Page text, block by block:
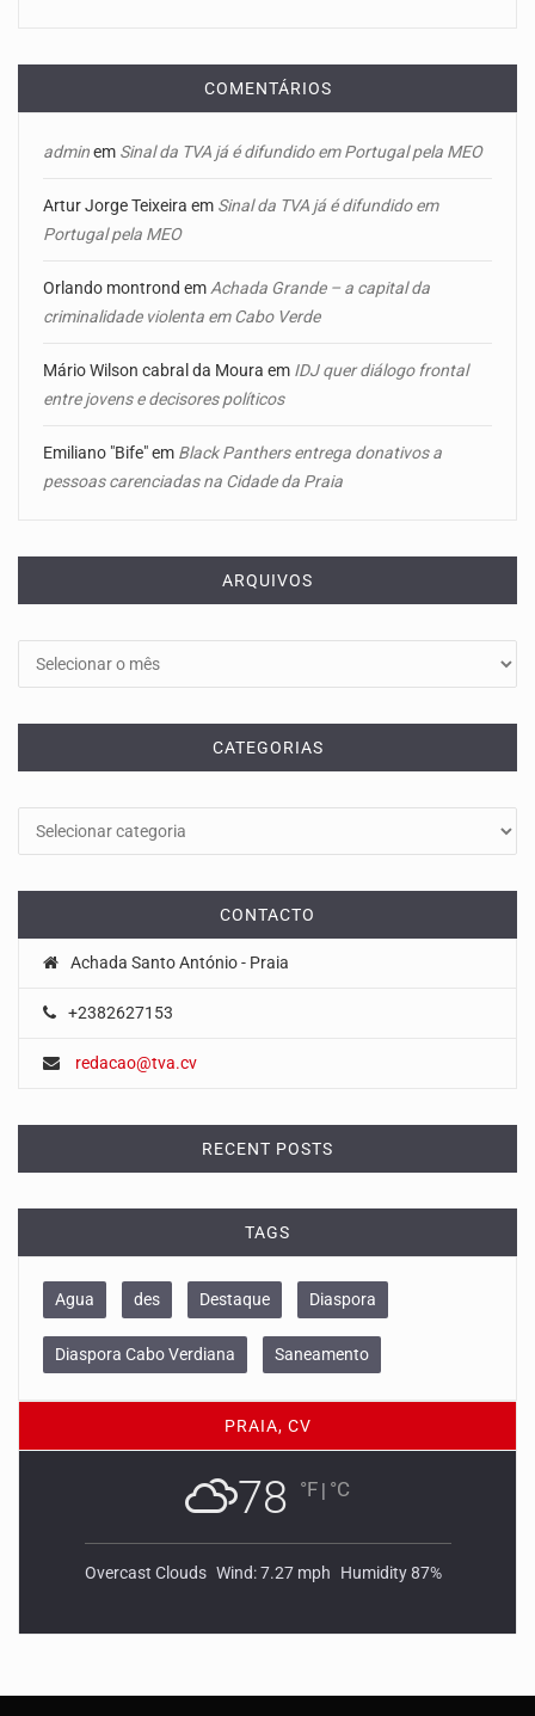
COMENTÁRIOS
adminem Sinal da TVA já é difundido em Portugal pela MEO
Artur Jorge Teixeira em Sinal da TVA já é difundido em
Portugal pela MEO
Orlando montrond em Achada Grande – a capital da
criminalidade violenta em Cabo Verde
Mário Wilson cabral da Moura em IDJ quer diálogo frontal
entre jovens e decisores políticos
Emiliano "Bife"em Black Panthers entrega donativos a
pessoas carenciadas na Cidade da Praia
ARQUIVOS
CATEGORIAS
CONTACTO
Achada Santo António - Praia
+2382627153
redacao@tva.cv
RECENT POSTS
TAGS
Agua des Destaque Diaspora
Diaspora Cabo Verdiana Saneamento
PRAIA, CV
78 °F | °C
Overcast Clouds Wind: 7.27 mph Humidity 87%